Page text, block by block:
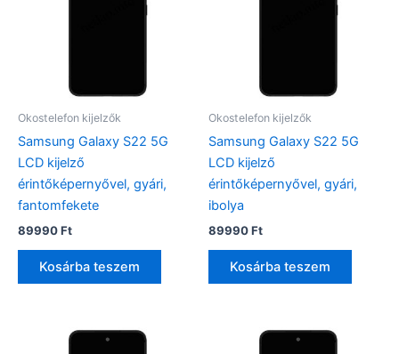
Okostelefon kijelzők
Samsung Galaxy S22 5G
LCD kijelző
érintőképernyővel, gyári,
fantomfekete
89990Ft
Kosárba teszem
Okostelefon kijelzők
Samsung Galaxy S22 5G
LCD kijelző
érintőképernyővel, gyári,
ibolya
89990Ft
Kosárba teszem